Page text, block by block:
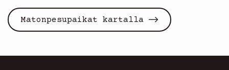
Matonpesupaikat kartalla